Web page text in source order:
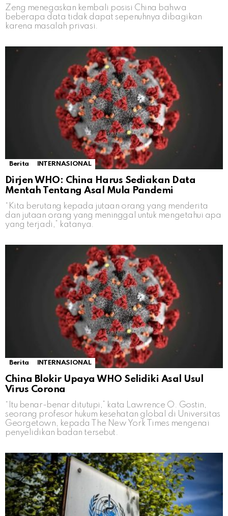
Zeng menegaskan kembali posisi China bahwa
beberapa data tidak dapat sepenuhnya dibagikan
karena masalah privasi.
Berita INTERNASIONAL
Dirjen WHO: China Harus Sediakan Data
Mentah Tentang Asal Mula Pandemi
“Kita berutang kepada jutaan orang yang menderita
dan jutaan orang yang meninggal untuk mengetahui apa
yang terjadi,” katanya.
Berita INTERNASIONAL
China Blokir Upaya WHO Selidiki Asal Usul
Virus Corona
“Itu benar-benar ditutupi,” kata Lawrence O. Gostin,
seorang profesor hukum kesehatan global di Universitas
Georgetown, kepada The New York Times mengenai
penyelidikan badan tersebut.